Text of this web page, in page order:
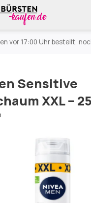
vor 17:00 Uhr bestellt,
Sensitive
XXL –